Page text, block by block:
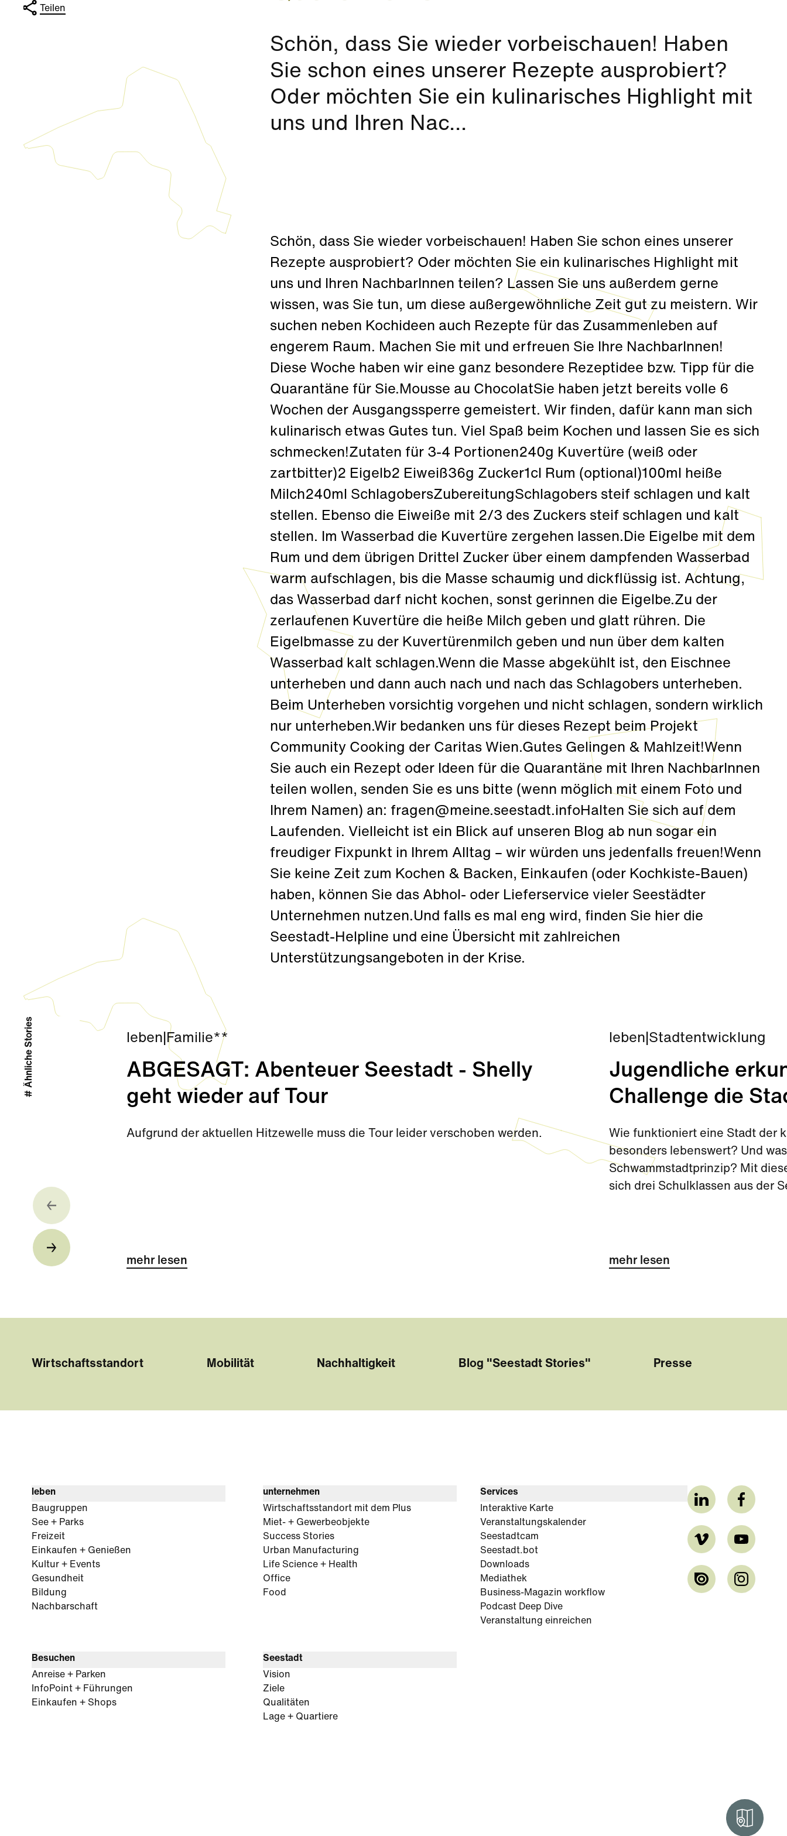
Teilen
Schön, dass Sie wieder vorbeischauen! Haben
Sie schon eines unserer Rezepte ausprobiert?
Oder möchten Sie ein kulinarisches Highlight mit
uns und Ihren Nac...
Schön, dass Sie wieder vorbeischauen! Haben Sie schon eines unserer
Rezepte ausprobiert? Oder möchten Sie ein kulinarisches Highlight mit
uns und Ihren NachbarInnen teilen? Lassen Sie uns außerdem gerne
wissen, was Sie tun, um diese außergewöhnliche Zeit gut zu meistern. Wir
suchen neben Kochideen auch Rezepte für das Zusammenleben auf
engerem Raum. Machen Sie mit und erfreuen Sie Ihre NachbarInnen!
Diese Woche haben wir eine ganz besondere Rezeptidee bzw. Tipp für die
Quarantäne für Sie.Mousse au ChocolatSie haben jetzt bereits volle 6
Wochen der Ausgangssperre gemeistert. Wir finden, dafür kann man sich
kulinarisch etwas Gutes tun. Viel Spaß beim Kochen und lassen Sie es sich
schmecken!Zutaten für 3-4 Portionen240g Kuvertüre (weiß oder
zartbitter)2 Eigelb2 Eiweiß36g Zucker1cl Rum (optional)100ml heiße
Milch240ml SchlagobersZubereitungSchlagobers steif schlagen und kalt
stellen. Ebenso die Eiweiße mit 2/3 des Zuckers steif schlagen und kalt
stellen. Im Wasserbad die Kuvertüre zergehen lassen.Die Eigelbe mit dem
Rum und dem übrigen Drittel Zucker über einem dampfenden Wasserbad
warm aufschlagen, bis die Masse schaumig und dickflüssig ist. Achtung,
das Wasserbad darf nicht kochen, sonst gerinnen die Eigelbe.Zu der
zerlaufenen Kuvertüre die heiße Milch geben und glatt rühren. Die
Eigelbmasse zu der Kuvertürenmilch geben und nun über dem kalten
Wasserbad kalt schlagen.Wenn die Masse abgekühlt ist, den Eischnee
unterheben und dann auch nach und nach das Schlagobers unterheben.
Beim Unterheben vorsichtig vorgehen und nicht schlagen, sondern wirklich
nur unterheben.Wir bedanken uns für dieses Rezept beim Projekt
Community Cooking der Caritas Wien.Gutes Gelingen & Mahlzeit!Wenn
Sie auch ein Rezept oder Ideen für die Quarantäne mit Ihren NachbarInnen
teilen wollen, senden Sie es uns bitte (wenn möglich mit einem Foto und
Ihrem Namen) an: fragen@meine.seestadt.infoHalten Sie sich auf dem
Laufenden. Vielleicht ist ein Blick auf unseren Blog ab nun sogar ein
freudiger Fixpunkt in Ihrem Alltag – wir würden uns jedenfalls freuen!Wenn
Sie keine Zeit zum Kochen & Backen, Einkaufen (oder Kochkiste-Bauen)
haben, können Sie das Abhol- oder Lieferservice vieler Seestädter
Unternehmen nutzen.Und falls es mal eng wird, finden Sie hier die
Seestadt-Helpline und eine Übersicht mit zahlreichen
Unterstützungsangeboten in der Krise.
leben Familie**
ABGESAGT: Abenteuer Seestadt - Shelly
geht wieder auf Tour
Aufgrund der aktuellen Hitzewelle muss die Tour leider verschoben werden.
mehr lesen
leben Stadtentwicklung
Jugendliche
Challenge die
Wie funktioniert eine Stadt der
besonders lebenswert? Und
Schwammstadtprinzip? Mit
sich drei Schulklassen aus der
mehr lesen
# Ähnliche Stories
Wirtschaftsstandort Mobilität Nachhaltigkeit Blog "Seestadt Stories" Presse
leben
Baugruppen
See + Parks
Freizeit
Einkaufen + Genießen
Kultur + Events
Gesundheit
Bildung
Nachbarschaft
unternehmen
Wirtschaftsstandort mit dem Plus
Miet- + Gewerbeobjekte
Success Stories
Urban Manufacturing
Life Science + Health
Office
Food
Besuchen
Anreise + Parken
InfoPoint + Führungen
Einkaufen + Shops
Seestadt
Vision
Ziele
Qualitäten
Lage + Quartiere
Services
Interaktive Karte
Veranstaltungskalender
Seestadtcam
Seestadt.bot
Downloads
Mediathek
Business-Magazin workflow
Podcast Deep Dive
Veranstaltung einreichen